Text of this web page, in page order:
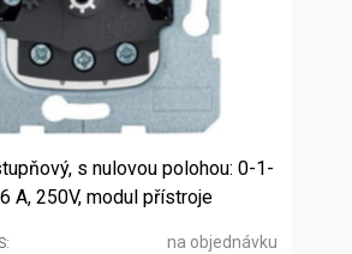
s nulovou polohou: 0-1-
A, 250V, modul přístroje
na objednávku